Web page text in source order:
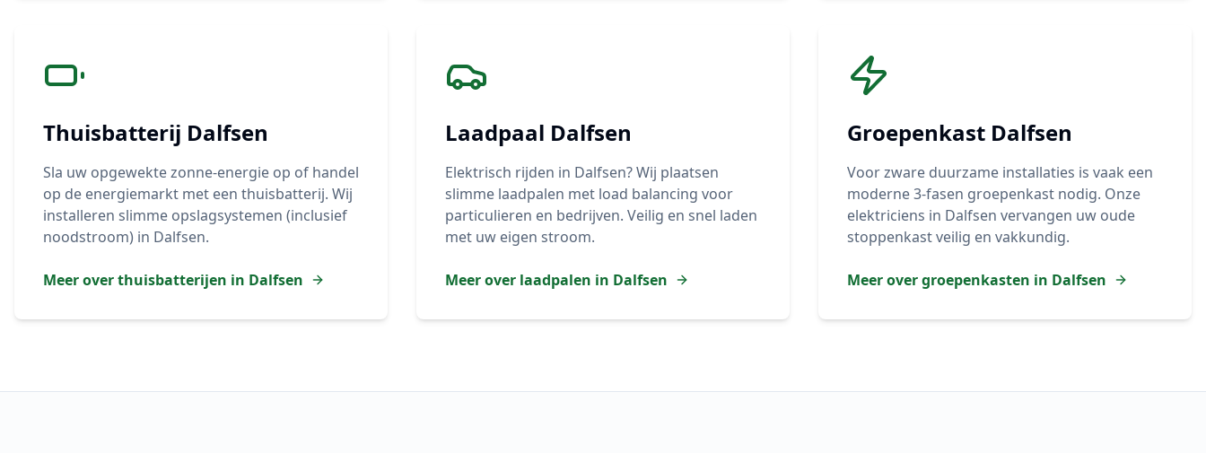
Thuisbatterij Dalfsen
Sla uw opgewekte zonne-energie op of handel
op de energiemarkt met een thuisbatterij. Wij
installeren slimme opslagsystemen (inclusief
noodstroom) in Dalfsen.
Meer over thuisbatterijen in Dalfsen
Laadpaal Dalfsen
Elektrisch rijden in Dalfsen? Wij plaatsen
slimme laadpalen met load balancing voor
particulieren en bedrijven. Veilig en snel laden
met uw eigen stroom.
Meer over laadpalen in Dalfsen
Groepenkast Dalfsen
Voor zware duurzame installaties is vaak een
moderne 3-fasen groepenkast nodig. Onze
elektriciens in Dalfsen vervangen uw oude
stoppenkast veilig en vakkundig.
Meer over groepenkasten in Dalfsen